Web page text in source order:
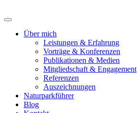
Über mich
Leistungen & Erfahrung
Vorträge & Konferenzen
Publikationen & Medien
Mitgliedschaft & Engagement
Referenzen
Auszeichnungen
Naturparkführer
Blog